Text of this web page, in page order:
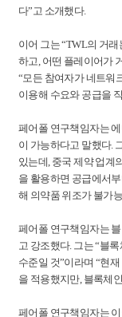
다”고 소개했다.
이어 그는 “TWL의 거
하고, 어떤 플레이어가
“모든 참여자가 네트워
이용해 수요와 공급을
페어폴 연구책임자는
이 가능하다고 말했다.
있는데, 중국 제약 업계
을 활용하면 공급에서
해 의약품 위조가 불가
페어폴 연구책임자는
고 강조했다. 그는 “블
수준일 것”이라며 “현
을 적용했지만, 블록체
페어폴 연구책임자는